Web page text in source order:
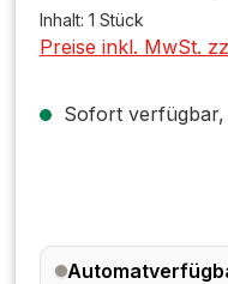
Inhalt: 1 Stück
Preise inkl. MwSt.
Sofort verfügbar,